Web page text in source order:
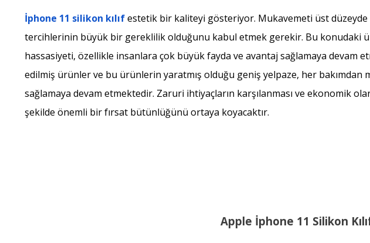
İphone 11 silikon kılıfestetik bir kaliteyi gösteriyor. Mukavemeti üst düzeyde
tercihlerinin büyük bir gereklilik olduğunu kabul etmek gerekir. Bu konudaki
hassasiyeti, özellikle insanlara çok büyük fayda ve avantaj sağlamaya devam
edilmiş ürünler ve bu ürünlerin yaratmış olduğu geniş yelpaze, her
sağlamaya devam etmektedir. Zaruri ihtiyaçların karşılanması ve ekonomik
şekilde önemli bir fırsat bütünlüğünü ortaya koyacaktır.
Apple İphone 11 Silikon